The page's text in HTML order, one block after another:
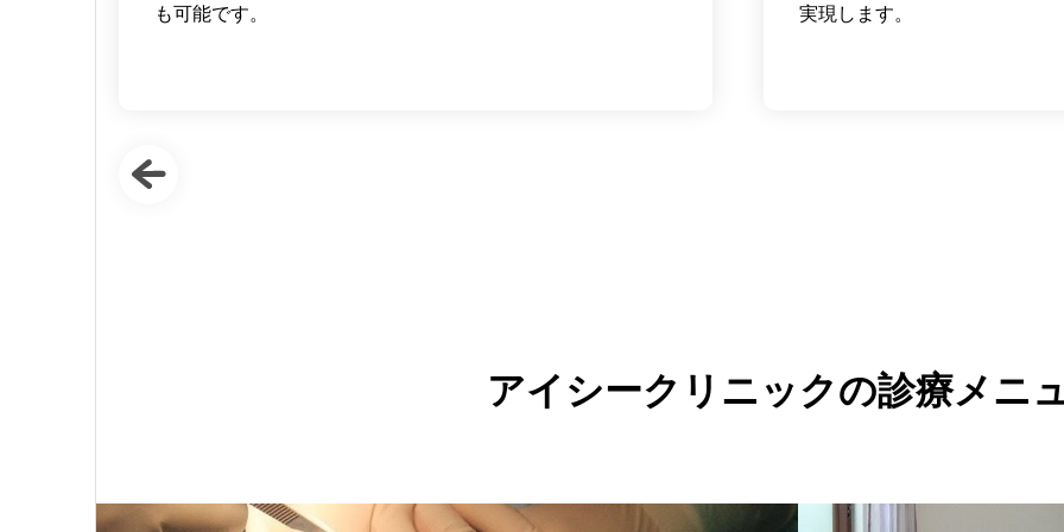
も可能です。 実現します。
アイシークリニックの診療メニ